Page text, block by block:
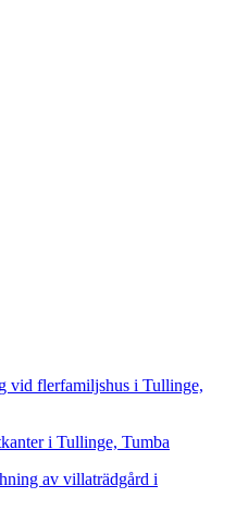
vid flerfamiljshus i Tullinge,
i Tullinge, Tumba
av villaträdgård i